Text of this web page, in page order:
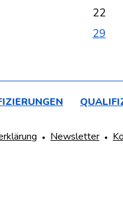
22
29
Newsletter